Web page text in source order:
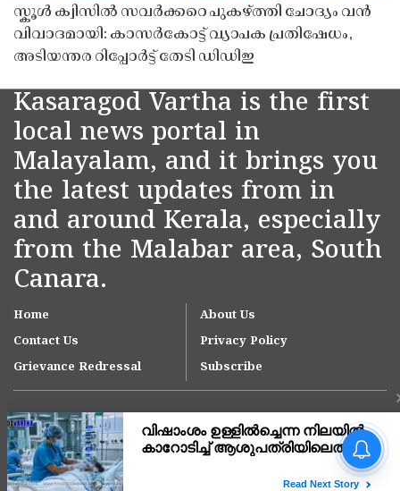
സ്കൂൾ ക്വിസിൽ സവർക്കറെ പുകഴ്ത്തി ചോദ്യം വൻ
വിവാദമായി: കാസർകോട്ട് വ്യാപക പ്രതിഷേധം,
അടിയന്തര റിപ്പോർട്ട് തേടി ഡിഡിഇ
Kasaragod Vartha is the first
local news portal in
Malayalam, and it brings you
the latest updates from in
and around Kerala, especially
from the Malabar area, South
Canara.
Home
About Us
Contact Us
Privacy Policy
Grievance Redressal
Subscribe
അർജുൻ ആയങ്കിക്കായി
അതിർത്തിയിൽ പൊലീസ്